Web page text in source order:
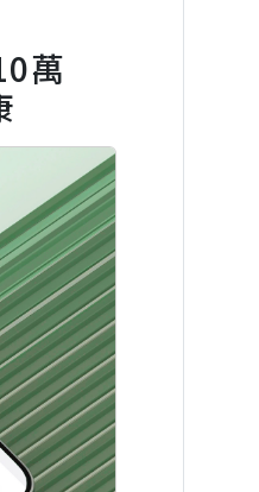
萬